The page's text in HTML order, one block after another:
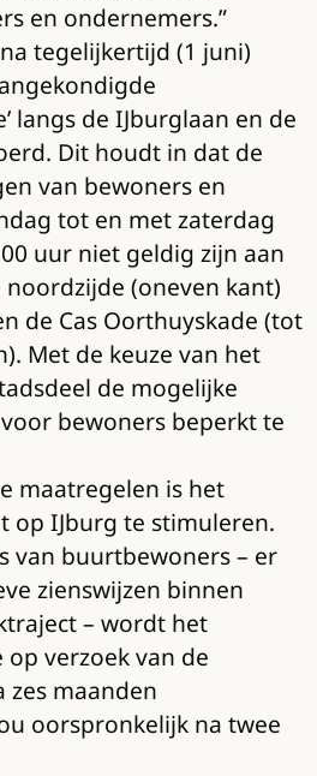
en ondernemers.”
tegelijkertijd (1 juni)
langs de IJburglaan en de
Dit houdt in dat de
van bewoners en
tot en met zaterdag
uur niet geldig zijn aan
noordzijde (oneven kant)
de Cas Oorthuyskade (tot
Met de keuze van het
de mogelijke
bewoners beperkt te
maatregelen is het
op IJburg te stimuleren.
van buurtbewoners – er
zienswijzen binnen
– wordt het
verzoek van de
zes maanden
oorspronkelijk na twee